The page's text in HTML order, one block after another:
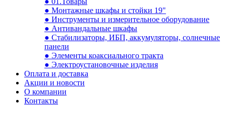
● Монтажные шкафы и стойки 19"
● Инструменты и измерительное оборудование
● Антивандальные шкафы
● Стабилизаторы, ИБП, аккумуляторы, солнечные
панели
● Элементы коаксиального тракта
● Электроустановочные изделия
Оплата и доставка
Акции и новости
О компании
Контакты